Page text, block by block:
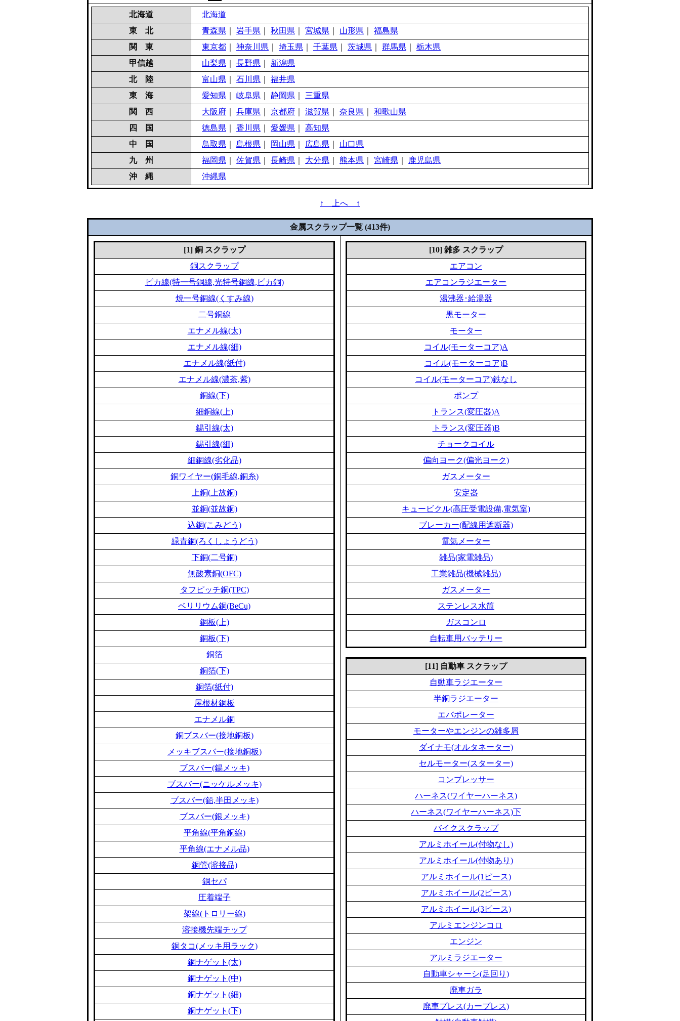
北海道
北海道
東 北
青森県 岩手県 秋田県 宮城県 山形県
福島県
関 東
東京都 神奈川県 埼玉県 千葉県 茨城県 群馬県
栃木県
甲信越
山梨県 長野県
新潟県
北 陸
富山県 石川県
福井県
東 海
愛知県 岐阜県 静岡県
三重県
関 西
大阪府 兵庫県 京都府 滋賀県 奈良県
和歌山県
四 国
徳島県 香川県 愛媛県
高知県
中 国
鳥取県 島根県 岡山県 広島県
山口県
九 州
福岡県 佐賀県 長崎県 大分県 熊本県 宮崎県
鹿児島県
沖 縄
沖縄県
↑ 上へ ↑
金属スクラップ一覧 (413件)
[1] 銅 スクラップ
銅スクラップ
ピカ線(特一号銅線,光特号銅線,ピカ銅)
焼一号銅線(くすみ線)
二号銅線
エナメル線(太)
エナメル線(細)
エナメル線(紙付)
エナメル線(濃茶,紫)
銅線(下)
細銅線(上)
錫引線(太)
錫引線(細)
細銅線(劣化品)
銅ワイヤー(銅毛線,銅糸)
上銅(上故銅)
並銅(並故銅)
込銅(こみどう)
緑青銅(ろくしょうどう)
下銅(二号銅)
無酸素銅(OFC)
タフピッチ銅(TPC)
ベリリウム銅(BeCu)
銅板(上)
銅板(下)
銅箔
銅箔(下)
銅箔(紙付)
屋根材銅板
エナメル銅
銅ブスバー(接地銅板)
メッキブスバー(接地銅板)
ブスバー(錫メッキ)
ブスバー(ニッケルメッキ)
ブスバー(鉛,半田メッキ)
ブスバー(銀メッキ)
平角線(平角銅線)
平角線(エナメル品)
銅管(溶接品)
銅セパ
圧着端子
架線(トロリー線)
溶接機先端チップ
銅タコ(メッキ用ラック)
銅ナゲット(太)
銅ナゲット(中)
銅ナゲット(細)
銅ナゲット(下)
[10] 雑多 スクラップ
エアコン
エアコンラジエーター
湯沸器･給湯器
黒モーター
モーター
コイル(モーターコア)A
コイル(モーターコア)B
コイル(モーターコア)鉄なし
ポンプ
トランス(変圧器)A
トランス(変圧器)B
チョークコイル
偏向ヨーク(偏光ヨーク)
ガスメーター
安定器
キュービクル(高圧受電設備,電気室)
ブレーカー(配線用遮断器)
電気メーター
雑品(家電雑品)
工業雑品(機械雑品)
ガスメーター
ステンレス水筒
ガスコンロ
自転車用バッテリー
[11] 自動車 スクラップ
自動車ラジエーター
半銅ラジエーター
エバポレーター
モーターやエンジンの雑多屑
ダイナモ(オルタネーター)
セルモーター(スターター)
コンプレッサー
ハーネス(ワイヤーハーネス)
ハーネス(ワイヤーハーネス)下
バイクスクラップ
アルミホイール(付物なし)
アルミホイール(付物あり)
アルミホイール(1ピース)
アルミホイール(2ピース)
アルミホイール(3ピース)
アルミエンジンコロ
エンジン
アルミラジエーター
自動車シャーシ(足回り)
廃車ガラ
廃車プレス(カープレス)